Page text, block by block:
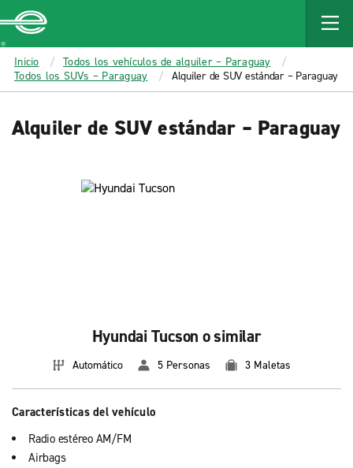
MAIN
CONTENT
Enterprise
Inicio
Todos los vehículos de alquiler – Paraguay
Todos los SUVs – Paraguay
Alquiler de SUV estándar – Paraguay
Alquiler de SUV estándar – Paraguay
Hyundai Tucson o similar
Automático 5 Personas 3 Maletas
Características del vehículo
Radio estéreo AM/FM
Airbags